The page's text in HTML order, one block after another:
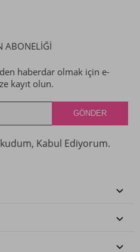
ABONELİĞİ
haberdar olmak için e-
kayıt olun.
Kabul Ediyorum.